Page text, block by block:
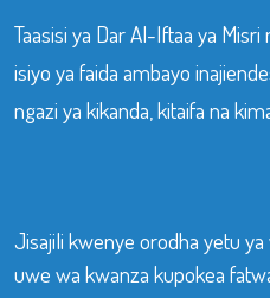
Taasisi ya Dar Al-Iftaa ya Misri
isiyo ya faida ambayo
ngazi ya kikanda, kitaifa na
Jisajili kwenye orodha yetu
uwe wa kwanza kupokea